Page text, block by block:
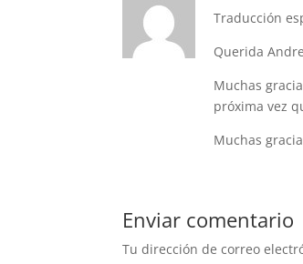
Traducción
Querida
Muchas
próxima vez
Muchas
Enviar comentario
Tu dirección de correo